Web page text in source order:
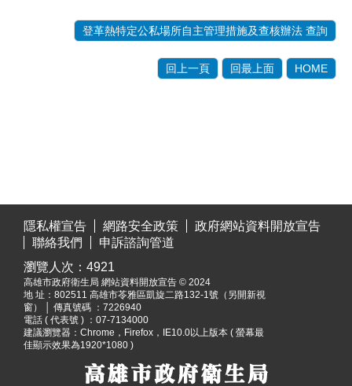
登革熱特定公私場所自主管理措施及查核辦法 查詢
回上一頁 回最上面 HOME
隱私權宣告
網路安全政策
政府網站資料開放宣告
聯絡我們
申訴諮詢管道
瀏覽人次： 4921
高雄市政府衛生局 網站資料開放宣告 © 2024
地 址： 802511 高雄市苓雅區凱旋二路132-1號（另開新視
窗）
│ 傳真號碼 ：7226940
電話 ( 代表號 ) ：07-7134000
建議瀏覽器：Chrome，Firefox，IE10.0以上版本 ( 螢幕最
佳顯示效果為1920*1080 )